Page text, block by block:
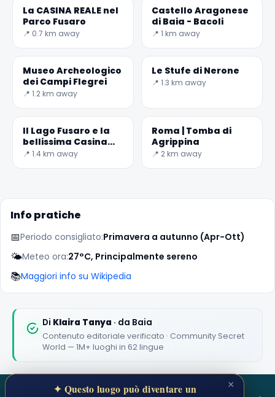
La CASINA REALE nel
Parco Fusaro
📍 0.7 km away
Castello Aragonese
di Baia - Bacoli
📍 1 km away
Museo Archeologico
dei Campi Flegrei
📍 1.2 km away
Le Stufe di Nerone
📍 1.3 km away
Il Lago Fusaro e la
bellissima Casina
Vanvitelliana
📍 1.4 km away
Roma | Tomba di
Agrippina
📍 2 km away
Info pratiche
📅Periodo consigliato:Primavera a autunno (Apr-Ott)
🌤️Meteo ora:27°C, Principalmente sereno
📚Maggiori info su Wikipedia
Di Klaira Tanya · da Baia
Contenuto editoriale verificato · Community Secret
World — 1M+ luoghi in 62 lingue
★★★★★
1,000,000+ places in your pocket. Free. ×
✦ Questo luogo può diventare un